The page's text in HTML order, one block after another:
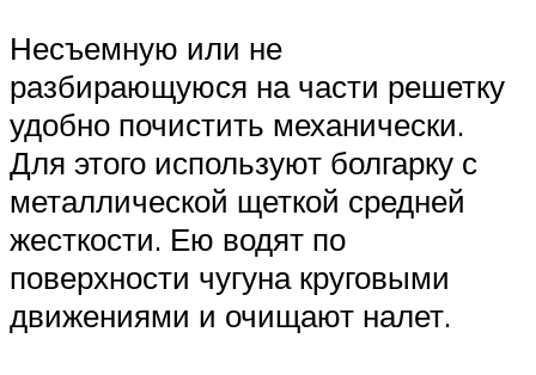
Несъемную или не
разбирающуюся на части решетку
удобно почистить механически.
Для этого используют болгарку с
металлической щеткой средней
жесткости. Ею водят по
поверхности чугуна круговыми
движениями и очищают налет.